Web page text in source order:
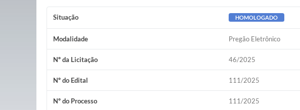
Situação HOMOLOGADO
Modalidade Pregão Eletrônico
Nº da Licitação 46/2025
Nº do Edital 111/2025
Nº do Processo 111/2025